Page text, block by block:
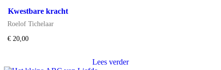
Kwestbare kracht
Roelof Tichelaar
€20,00
Lees verder